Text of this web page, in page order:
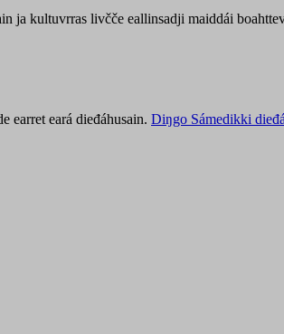
ja kultuvrras livčče eallinsadji maiddái
earret eará dieđáhusain. Diŋgo Sámedikki